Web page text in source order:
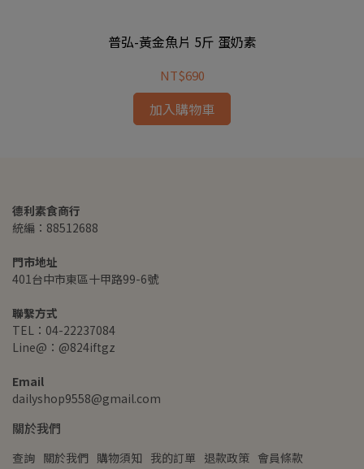
普弘-黃金魚片 5斤 蛋奶素
NT$690
加入購物車
德利素食商行
統編：88512688
門市地址
401台中市東區十甲路99-6號
聯繫方式
TEL：04-22237084
Line@：@824iftgz
Email
dailyshop9558@gmail.com
關於我們
查詢 關於我們 購物須知 我的訂單 退款政策 會員條款